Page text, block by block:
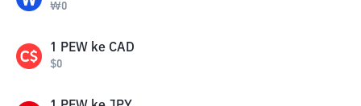
₩0
1 PEW ke CAD
$0